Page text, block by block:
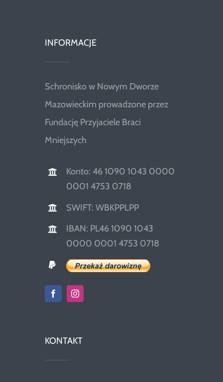
INFORMACJE
Schronisko w Nowym Dworze
Mazowieckim prowadzone przez
Fundację Przyjaciele Braci
Mniejszych
Konto: 46 1090 1043 0000
0001 4753 0718
SWIFT: WBKPPLPP
IBAN: PL46 1090 1043
0000 0001 4753 0718
KONTAKT